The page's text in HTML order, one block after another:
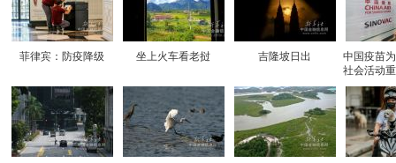
菲律宾：防疫降级 坐上火车看老挝 吉隆坡日出
中国疫苗
社会活动